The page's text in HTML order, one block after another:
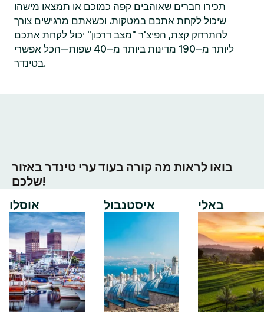
תכירו חברים שאוהבים קפה כמוכם או תמצאו מישהו
שיכול לקחת אתכם במטקות. וכשאתם מרגישים צורך
להתרחק קצת, הפיצ'ר "מצב דרכון" יכול לקחת אתכם
ליותר מ–190 מדינות ביותר מ–40 שפות—הכל אפשרי
בטינדר.
בואו לראות מה קורה בעוד ערי טינדר באזור
שלכם!
אוסלו
איסטנבול באלי